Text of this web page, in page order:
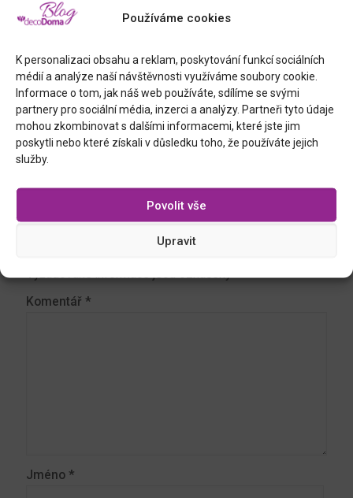
Používáme cookies
K personalizaci obsahu a reklam, poskytování funkcí sociálních
médií a analýze naší návštěvnosti využíváme soubory cookie.
Informace o tom, jak náš web používáte, sdílíme se svými
partnery pro sociální média, inzerci a analýzy. Partneři tyto údaje
mohou zkombinovat s dalšími informacemi, které jste jim
poskytli nebo které získali v důsledku toho, že používáte jejich
služby.
Povolit vše
Upravit
16.6.2026
TŘI NÁPADY PRO UBROUSKY A RYCHLÉ LETNÍ STOLOVÁNÍ
Napsat komentář
Vyžadované informace jsou označeny*
Komentář *
Jméno *